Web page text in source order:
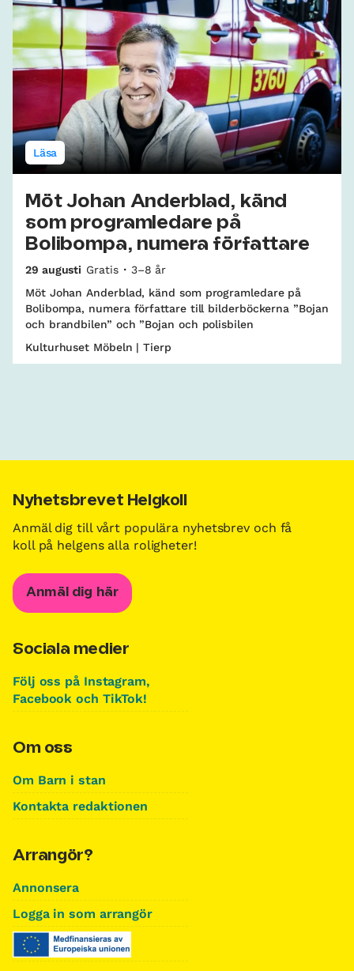
Läsa
Möt Johan Anderblad, känd
som programledare på
Bolibompa, numera författare
29 augusti Gratis
3–8 år
Möt Johan Anderblad, känd som programledare på
Bolibompa, numera författare till bilderböckerna ”Bojan
och brandbilen” och ”Bojan och polisbilen
Kulturhuset Möbeln | Tierp
Nyhetsbrevet Helgkoll
Anmäl dig till vårt populära nyhetsbrev och få
koll på helgens alla roligheter!
Anmäl dig här
Sociala medier
Följ oss på Instagram,
Facebook och TikTok!
Om oss
Om Barn i stan
Kontakta redaktionen
Arrangör?
Annonsera
Logga in som arrangör